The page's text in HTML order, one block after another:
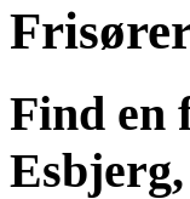
Find en